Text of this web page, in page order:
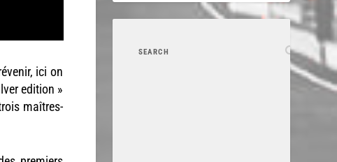
ici on
edition »
maîtres-